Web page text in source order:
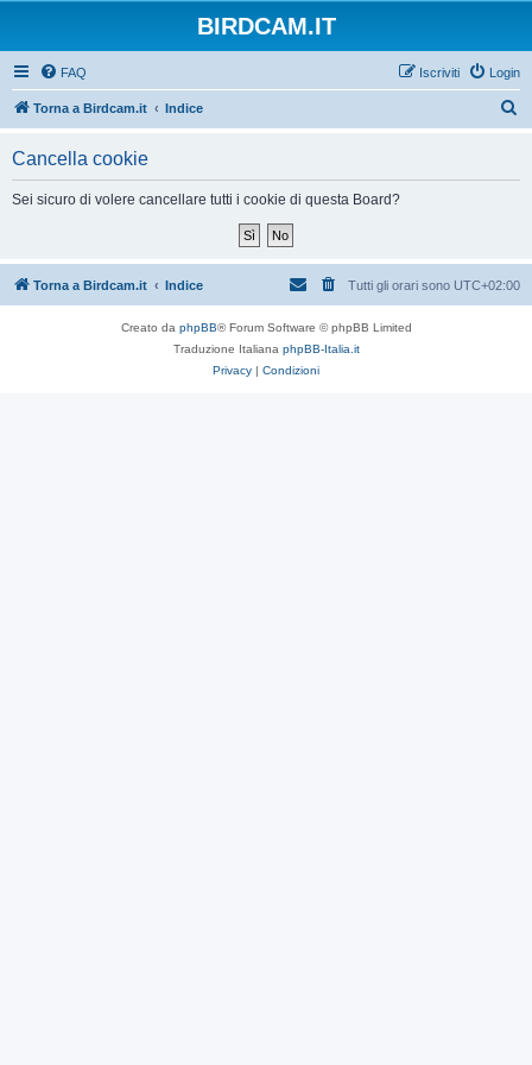
BIRDCAM.IT
FAQ Login
Iscriviti
Torna a Birdcam.it Indice
Cancella cookie
Sei sicuro di volere cancellare tutti i cookie di questa Board?
Torna a Birdcam.it Indice Tutti gli orari sono UTC+02:00
Creato da phpBB® Forum Software © phpBB Limited
Traduzione Italiana phpBB-Italia.it
Privacy | Condizioni